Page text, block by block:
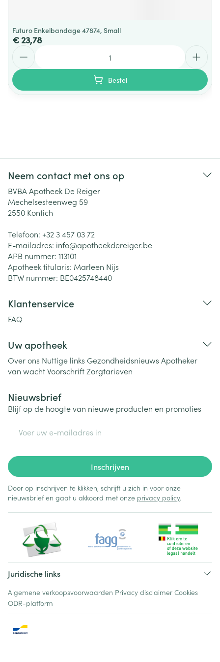
Futuro Enkelbandage 47874, Small
€ 23,78
Bestel
Neem contact met ons op
BVBA Apotheek De Reiger
Mechelsesteenweg 59
2550 Kontich
Telefoon: +32 3 457 03 72
E-mailadres: info@apotheekdereiger.be
APB nummer: 113101
Apotheek titularis: Marleen Nijs
BTW nummer: BE0425748440
Klantenservice
FAQ
Uw apotheek
Over ons Nuttige links Gezondheidsnieuws Apotheker
van wachtVoorschriftZorgtarieven
Nieuwsbrief
Blijf op de hoogte van nieuwe producten en promoties
Inschrijven
Door op inschrijven te klikken, schrijft u zich in voor onze
nieuwsbrief en gaat u akkoord met onze privacy policy.
Juridische links
Algemene verkoopsvoorwaarden Privacy disclaimer Cookies
ODR-platform